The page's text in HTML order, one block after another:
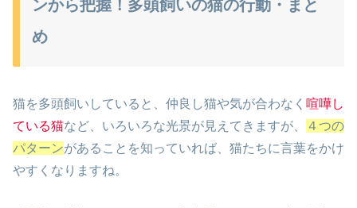
ンから把握！多頭飼いの猫の行動・まと
め
猫を多頭飼いしていると、仲良し猫や気が合わなく 喧嘩し
ている猫など、いろいろな光景が見えてきますが、
４つの
パターンがあることを知っていれば、猫たちに言葉をかけ
やすくなりますね。